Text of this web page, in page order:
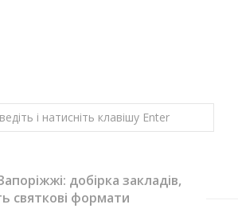
добірка закладів,
святкові формати